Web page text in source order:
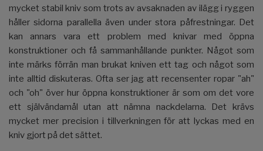
mycket stabil kniv som trots av avsaknaden av ilägg i ryggen
håller sidorna parallella även under stora påfrestningar. Det
kan annars vara ett problem med knivar med öppna
konstruktioner och få sammanhållande punkter. Något som
inte märks förrän man brukat kniven ett tag och något som
inte alltid diskuteras. Ofta ser jag att recensenter ropar "ah"
och "oh" över hur öppna konstruktioner är som om det vore
ett självändamål utan att nämna nackdelarna. Det krävs
mycket mer precision i tillverkningen för att lyckas med en
kniv gjort på det sättet.